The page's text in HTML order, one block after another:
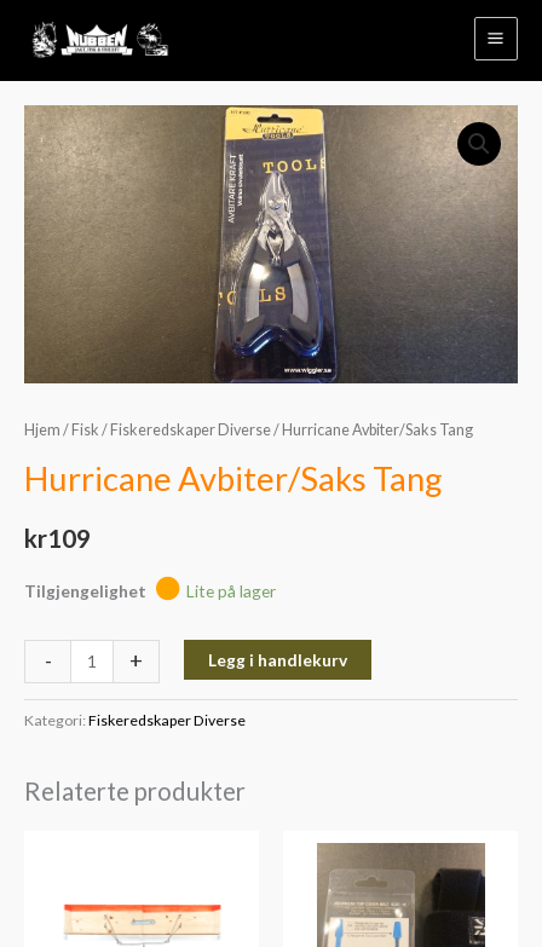
innholdet
Hjem / Fisk / Fiskeredskaper Diverse/ Hurricane Avbiter/Saks Tang
Hurricane Avbiter/Saks Tang
kr109
Tilgjengelighet Lite på lager
-
Hurricane
Avbiter/Saks
Tang
antall
+ Legg i handlekurv
Kategori: Fiskeredskaper Diverse
Relaterte produkter